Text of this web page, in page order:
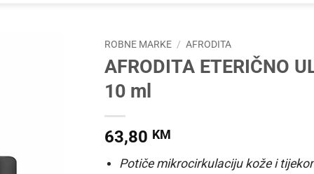
ROBNE MARKE / AFRODITA
AFRODITA ETERIČNO
10 ml
63,80 KM
Potiče mikrocirkulaciju kože i